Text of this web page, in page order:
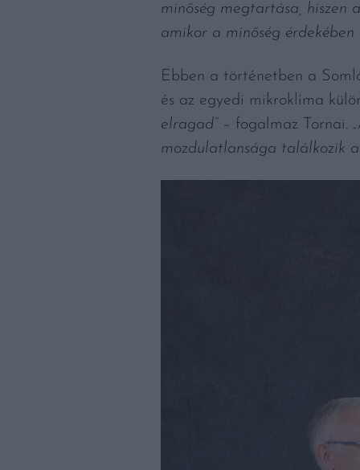
minőség megtartása, hiszen
amikor a minőség
Ebben a történetben a
és az egyedi mikroklíma
elragad” – fogalmaz Tornai.
mozdulatlansága találkozik a